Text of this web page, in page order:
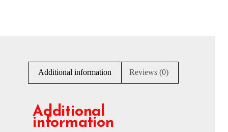
Additional information Reviews (0)
Additional
information